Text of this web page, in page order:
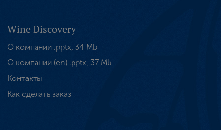
Wine Discovery
О компании .pptx, 34 Mb
О компании (en) .pptx, 37 Mb
Контакты
Как сделать заказ